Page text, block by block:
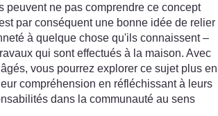
peuvent ne pas comprendre ce concept
par conséquent une bonne idée de relier
à quelque chose qu'ils connaissent –
qui sont effectués à la maison. Avec
vous pourrez explorer ce sujet plus en
compréhension en réfléchissant à leurs
dans la communauté au sens